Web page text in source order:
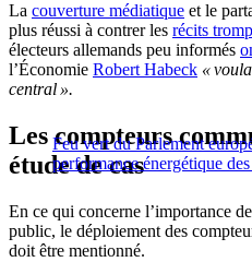
La couverture médiatique et le
plus réussi à contrer les récits
électeurs allemands peu informés
l’Économie Robert Habeck «
central ».
Feu vert du Parlement
performance énergétique
Les compteurs
étude de cas
En ce qui concerne l’importance
public, le déploiement des
doit être mentionné.